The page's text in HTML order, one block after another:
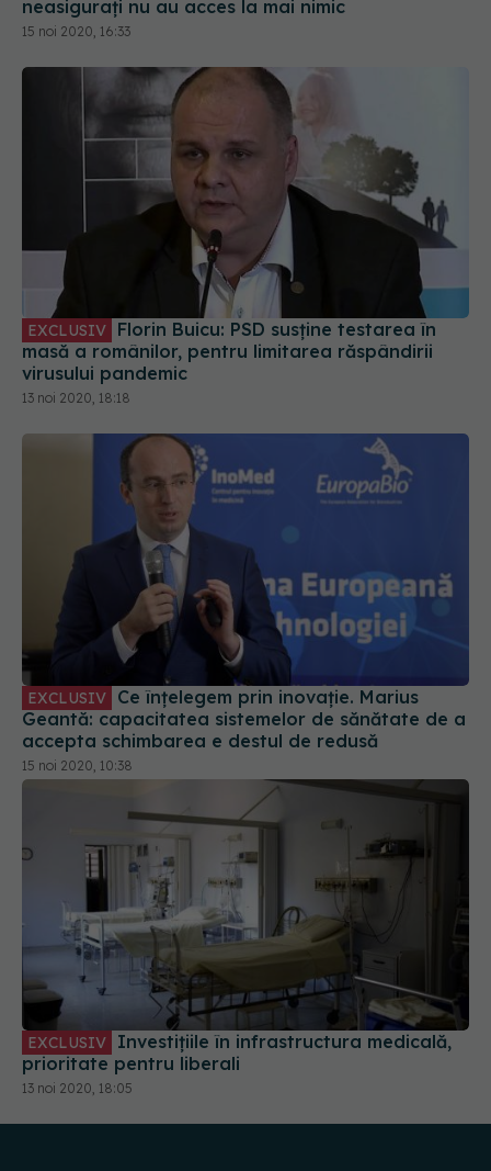
EXCLUSIV
masă a românilor, pentru limitarea răspândirii
virusului pandemic
13 noi 2020, 18:18
EXCLUSIV
Ce înțelegem prin inovație. Marius
Geantă: capacitatea sistemelor de sănătate de a
accepta schimbarea e destul de redusă
15 noi 2020, 10:38
EXCLUSIV
Investițiile în infrastructura medicală,
prioritate pentru liberali
13 noi 2020, 18:05